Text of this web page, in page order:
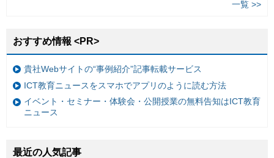
一覧 >>
おすすめ情報 <PR>
貴社Webサイトの“事例紹介”記事転載サービス
ICT教育ニュースをスマホでアプリのように読む方法
イベント・セミナー・体験会・公開授業の無料告知はICT教育
ニュース
最近の人気記事